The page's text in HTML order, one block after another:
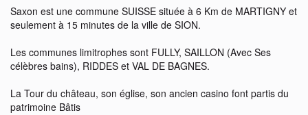
Saxon est une commune SUISSE située à 6 Km de MARTIGNY et
seulement à 15 minutes de la ville de SION.
Les communes limitrophes sont FULLY, SAILLON (Avec Ses
célèbres bains), RIDDES et VAL DE BAGNES.
La Tour du château, son église, son ancien casino font partis du
patrimoine Bâtis